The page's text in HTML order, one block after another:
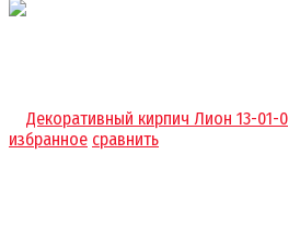
избранное сравнить